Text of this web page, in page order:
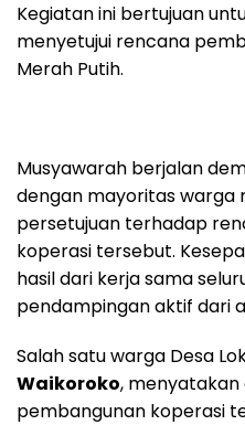
Kegiatan ini bertujuan
menyetujui rencana
Merah Putih.
Musyawarah berjalan
dengan mayoritas warga
persetujuan terhadap
koperasi tersebut.
hasil dari kerja sama
pendampingan aktif dari
Salah satu warga Desa
Waikoroko,
pembangunan koperasi